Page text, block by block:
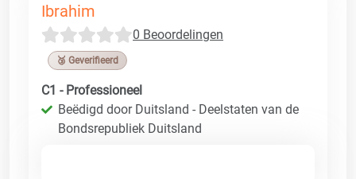
Ibrahim
0 Beoordelingen
🥉 Geverifieerd
C1 - Professioneel
Beëdigd door Duitsland - Deelstaten van de
Bondsrepubliek Duitsland